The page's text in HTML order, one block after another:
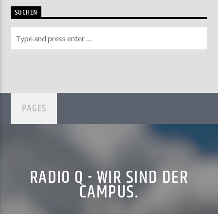
SUCHEN
PAGES
RADIO Q - WIR SIND DER
CAMPUS.